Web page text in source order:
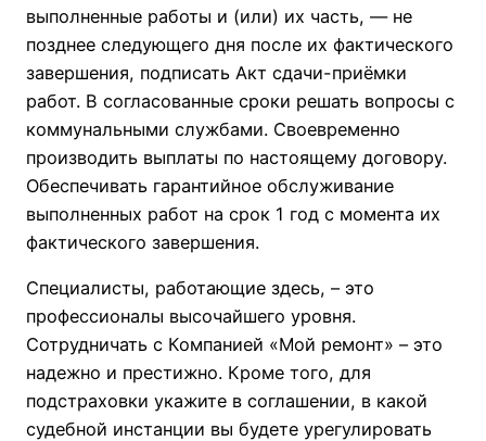
выполненные работы и (или) их часть, — не
позднее следующего дня после их фактического
завершения, подписать Акт сдачи-приёмки
работ. В согласованные сроки решать вопросы с
коммунальными службами. Своевременно
производить выплаты по настоящему договору.
Обеспечивать гарантийное обслуживание
выполненных работ на срок 1 год с момента их
фактического завершения.
Специалисты, работающие здесь, – это
профессионалы высочайшего уровня.
Сотрудничать с Компанией «Мой ремонт» – это
надежно и престижно. Кроме того, для
подстраховки укажите в соглашении, в какой
судебной инстанции вы будете урегулировать